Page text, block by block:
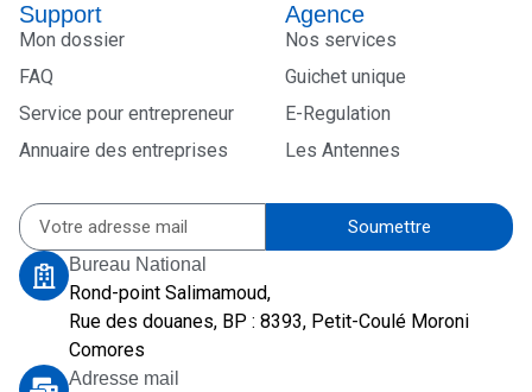
Support
Mon dossier
FAQ
Service pour entrepreneur
Annuaire des entreprises
Agence
Nos services
Guichet unique
E-Regulation
Les Antennes
Soumettre
Bureau National
Rond-point Salimamoud,
Rue des douanes, BP : 8393, Petit-Coulé Moroni
Comores
Adresse mail